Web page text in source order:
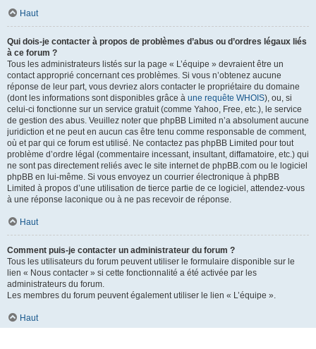
Haut
Qui dois-je contacter à propos de problèmes d’abus ou d’ordres légaux liés
à ce forum ?
Tous les administrateurs listés sur la page « L’équipe » devraient être un
contact approprié concernant ces problèmes. Si vous n’obtenez aucune
réponse de leur part, vous devriez alors contacter le propriétaire du domaine
(dont les informations sont disponibles grâce à une requête WHOIS), ou, si
celui-ci fonctionne sur un service gratuit (comme Yahoo, Free, etc.), le service
de gestion des abus. Veuillez noter que phpBB Limited n’a absolument aucune
juridiction et ne peut en aucun cas être tenu comme responsable de comment,
où et par qui ce forum est utilisé. Ne contactez pas phpBB Limited pour tout
problème d’ordre légal (commentaire incessant, insultant, diffamatoire, etc.) qui
ne sont pas directement reliés avec le site internet de phpBB.com ou le logiciel
phpBB en lui-même. Si vous envoyez un courrier électronique à phpBB
Limited à propos d’une utilisation de tierce partie de ce logiciel, attendez-vous
à une réponse laconique ou à ne pas recevoir de réponse.
Haut
Comment puis-je contacter un administrateur du forum ?
Tous les utilisateurs du forum peuvent utiliser le formulaire disponible sur le
lien « Nous contacter » si cette fonctionnalité a été activée par les
administrateurs du forum.
Les membres du forum peuvent également utiliser le lien « L’équipe ».
Haut